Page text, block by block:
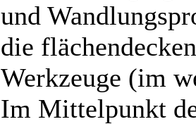
und
die
Werkzeuge (im
Im Mittelpunkt